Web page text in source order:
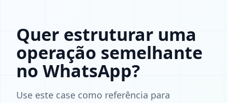
Quer estruturar uma
operação semelhante
no WhatsApp?
Use este case como referência para